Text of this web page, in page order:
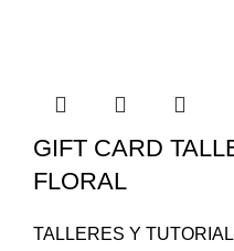
GIFT CARD
FLORAL
TALLERES Y